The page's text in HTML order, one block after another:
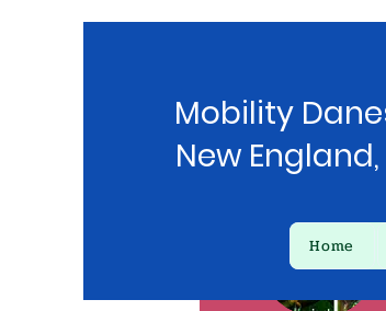
Mobility
New England,
Home